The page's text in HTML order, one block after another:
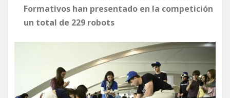
Formativos han presentado en la competición
un total de 229 robots